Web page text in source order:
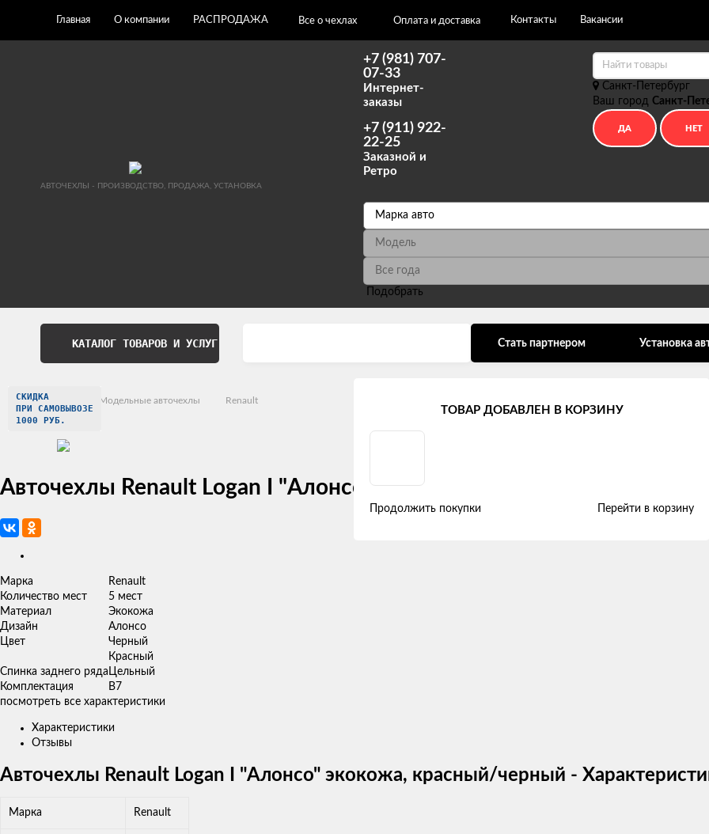
Главная О компании РАСПРОДАЖА Все о чехлах Оплата и доставка Контакты Вакансии
АВТОЧЕХЛЫ - ПРОИЗВОДСТВО, ПРОДАЖА, УСТАНОВКА
+7 (981) 707-
07-33
Интернет-
заказы
+7 (911) 922-
22-25
Заказной и
Ретро
Санкт-Петербург
Ваш город Санкт-
Подобрать
КАТАЛОГ ТОВАРОВ И УСЛУГ Стать партнером Установка
Главная Модельные авточехлы Renault
Авточехлы Renault Logan I "Алонсо" экокожа, красный/черный
Изображения
товаров
СКИДКА
ПРИ САМОВЫВОЗЕ
1000 РУБ.
Марка
Renault
Количество мест
5 мест
Материал
Экокожа
Дизайн
Алонсо
Цвет
Черный
Красный
Спинка заднего ряда Цельный
Комплектация
B7
посмотреть все характеристики
Характеристики
Отзывы
Авточехлы Renault Logan I "Алонсо" экокожа, красный/черный -
Марка Renault
ТОВАР ДОБАВЛЕН В КОРЗИНУ
Продолжить покупки Перейти в корзину